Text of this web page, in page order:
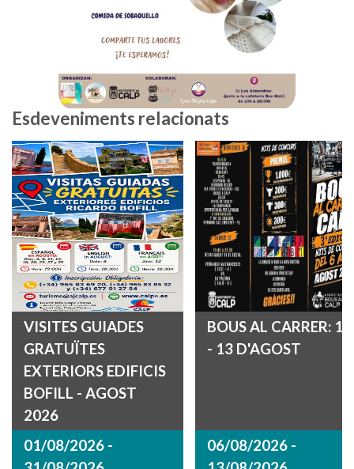
Esdeveniments relacionats
VISITES GUIADES
GRATUÏTES
EXTERIORS EDIFICIS
BOFILL - AGOST
2026
01/08/2026 -
BOUS AL CARRER: 12
- 13 D'AGOST
06/08/2026 -